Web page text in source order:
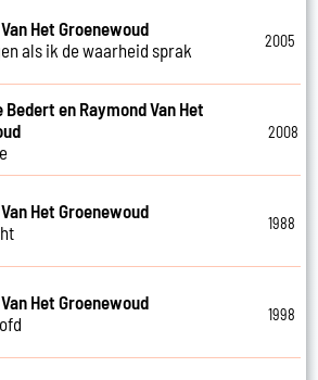
Het Groenewoud
als ik de waarheid sprak
2005
Bedert en Raymond Van Het
2008
Het Groenewoud
1988
Het Groenewoud
1998